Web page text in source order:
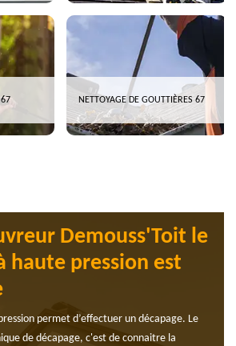
67 NETTOYAGE DE GOUTTIÈRES 67
Demouss'Toit le
haute pression est
permet d’effectuer un décapage. Le
de décapage, c'est de connaitre la